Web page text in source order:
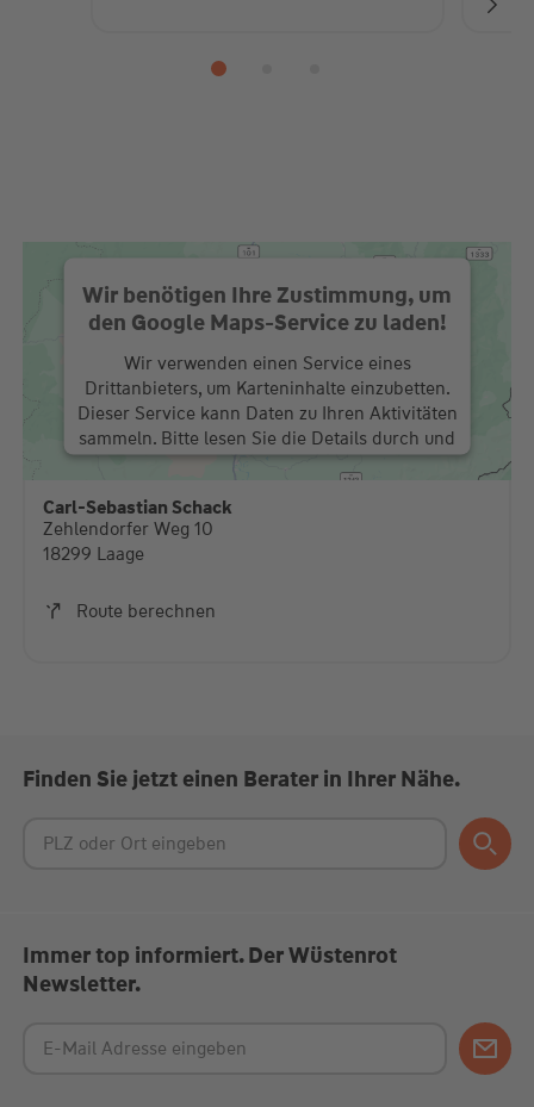
Wir benötigen Ihre Zustimmung, um
den Google Maps-Service zu laden!
Wir verwenden einen Service eines
Drittanbieters, um Karteninhalte einzubetten.
Dieser Service kann Daten zu Ihren Aktivitäten
sammeln. Bitte lesen Sie die Details durch und
stimmen Sie der Nutzung des Service zu, um
diese Karte anzuzeigen.
Mehr Informationen
Carl-Sebastian Schack
Zehlendorfer Weg 10
18299 Laage
Route berechnen
Finden Sie jetzt einen Berater in Ihrer Nähe.
Immer top informiert. Der Wüstenrot
Newsletter.